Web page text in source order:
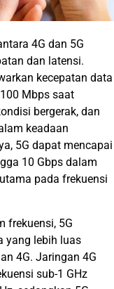
4G dan 5G
dan latensi.
kecepatan data
Mbps saat
bergerak, dan
keadaan
, 5G dapat mencapai
10 Gbps dalam
pada frekuensi
frekuensi, 5G
yang lebih luas
4G. Jaringan 4G
sub-1 GHz